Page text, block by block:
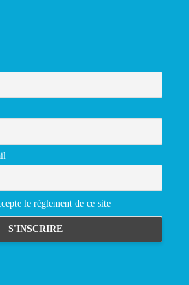
le réglement de ce site